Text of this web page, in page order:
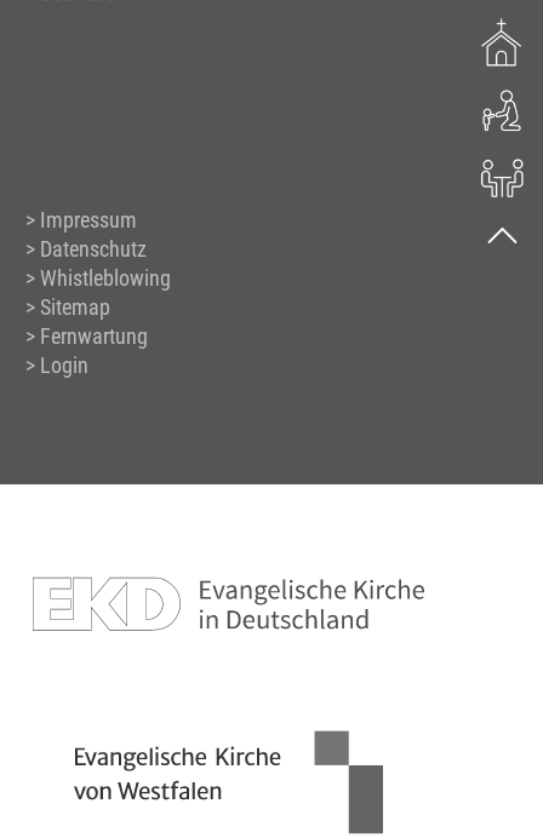
Impressum
Datenschutz
Whistleblowing
Sitemap
Fernwartung
Login